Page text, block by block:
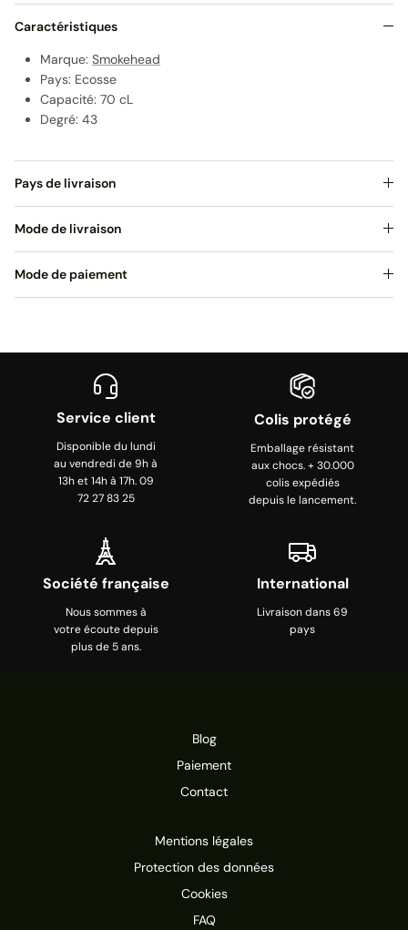
Caractéristiques
Marque: Smokehead
Pays: Ecosse
Capacité: 70 cL
Degré: 43
Pays de livraison
Mode de livraison
Mode de paiement
Service client
Disponible du lundi
au vendredi de 9h à
13h et 14h à 17h. 09
72 27 83 25
Colis protégé
Emballage résistant
aux chocs. + 30.000
colis expédiés
depuis le lancement.
Société française
Nous sommes à
votre écoute depuis
plus de 5 ans.
International
Livraison dans 69
pays
Blog
Paiement
Contact
Mentions légales
Protection des données
Cookies
FAQ